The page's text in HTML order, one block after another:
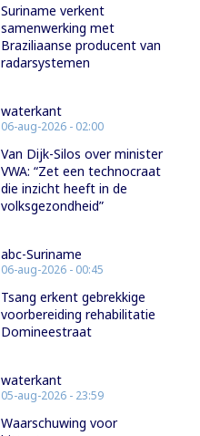
Suriname verkent
samenwerking met
Braziliaanse producent van
radarsystemen
waterkant
06-aug-2026 - 02:00
Van Dijk-Silos over minister
VWA: “Zet een technocraat
die inzicht heeft in de
volksgezondheid”
abc-Suriname
06-aug-2026 - 00:45
Tsang erkent gebrekkige
voorbereiding rehabilitatie
Domineestraat
waterkant
05-aug-2026 - 23:59
Waarschuwing voor